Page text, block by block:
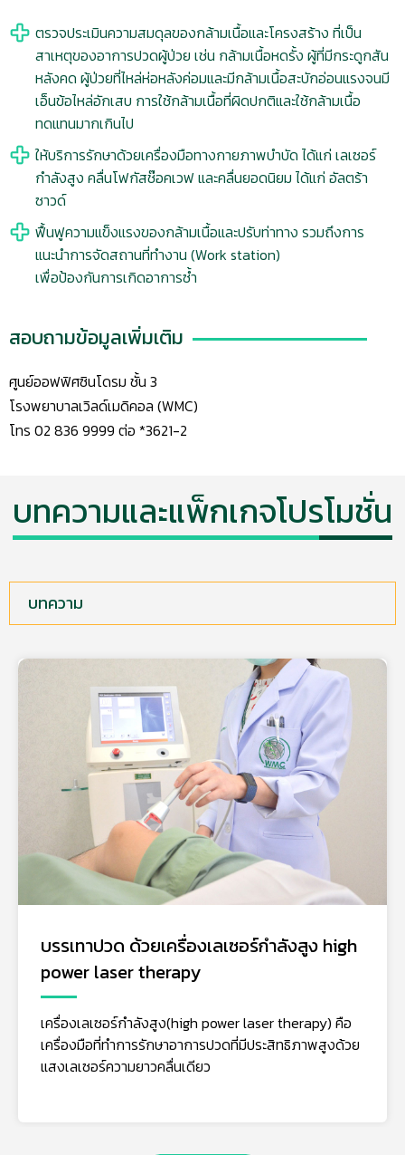
ตรวจประเมินความสมดุลของกล้ามเนื้อและโครงสร้าง ที่เป็น
สาเหตุของอาการปวดผู้ป่วย เช่น กล้ามเนื้อหดรั้ง ผู้ที่มีกระดูกสัน
หลังคด ผู้ป่วยที่ไหล่ห่อหลังค่อมและมีกล้ามเนื้อสะบักอ่อนแรงจนมี
เอ็นข้อไหล่อักเสบ การใช้กล้ามเนื้อที่ผิดปกติและใช้กล้ามเนื้อ
ทดแทนมากเกินไป
ให้บริการรักษาด้วยเครื่องมือทางกายภาพบำบัด ได้แก่ เลเซอร์
กำลังสูง คลื่นโฟกัสช๊อคเวฟ และคลื่นยอดนิยม ได้แก่ อัลตร้า
ซาวด์
ฟื้นฟูความแข็งแรงของกล้ามเนื้อและปรับท่าทาง รวมถึงการ
แนะนำการจัดสถานที่ทำงาน (Work station)
เพื่อป้องกันการเกิดอาการซ้ำ
สอบถามข้อมูลเพิ่มเติม
ศูนย์ออฟฟิศซินโดรม ชั้น 3
โรงพยาบาลเวิลด์เมดิคอล (WMC)
โทร 02 836 9999 ต่อ *3621-2
บทความและแพ็กเกจโปรโมชั่น
บทความ
บรรเทาปวด ด้วยเครื่องเลเซอร์กำลังสูง high
power laser therapy
เครื่องเลเซอร์กำลังสูง(high power laser therapy) คือ
เครื่องมือที่ทำการรักษาอาการปวดที่มีประสิทธิภาพสูงด้วย
แสงเลเซอร์ความยาวคลื่นเดียว